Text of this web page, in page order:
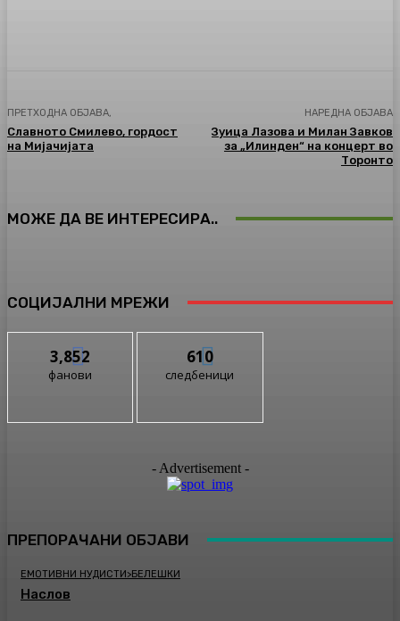
ПРЕТХОДНА ОБЈАВА,
Славното Смилево, гордост
на Мијачијата
НАРЕДНА ОБЈАВА
Зуица Лазова и Милан Завков
за „Илинден“ на концерт во
Торонто
МОЖЕ ДА ВЕ ИНТЕРЕСИРА..
СОЦИЈАЛНИ МРЕЖИ
3,852
фанови
610
следбеници
- Advertisement -
ПРЕПОРАЧАНИ ОБЈАВИ
ЕМОТИВНИ НУДИСТИ>БЕЛЕШКИ
Наслов